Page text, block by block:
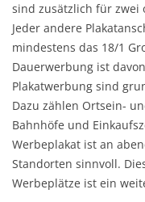
sind zusätzlich für zwei
Jeder andere
mindestens das 18/1
Dauerwerbung ist
Plakatwerbung sind
Dazu zählen Ortsein-
Bahnhöfe und
Werbeplakat ist an
Standorten sinnvoll.
Werbeplätze ist ein